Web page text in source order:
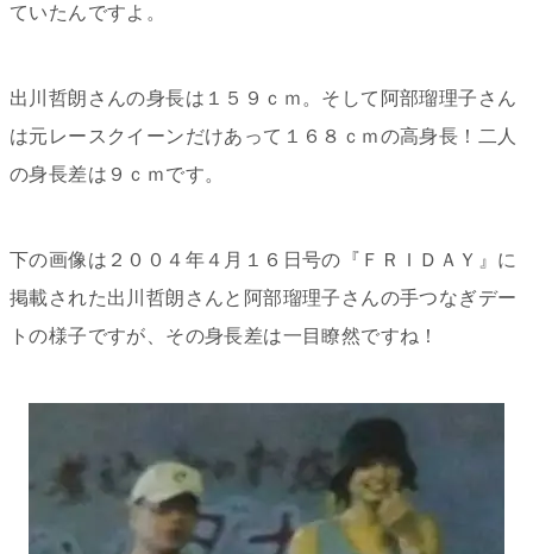
ていたんですよ。
出川哲朗さんの身長は１５９ｃｍ。そして阿部瑠理子さん
は元レースクイーンだけあって１６８ｃｍの高身長！二人
の身長差は９ｃｍです。
下の画像は２００４年４月１６日号の『ＦＲＩＤＡＹ』に
掲載された出川哲朗さんと阿部瑠理子さんの手つなぎデー
トの様子ですが、その身長差は一目瞭然ですね！